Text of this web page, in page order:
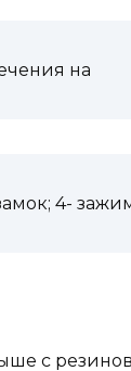
на
4-
с